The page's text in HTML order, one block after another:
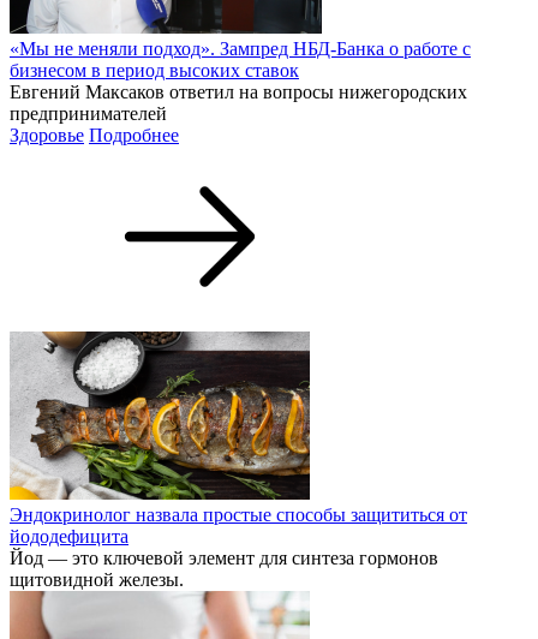
«Мы не меняли подход». Зампред НБД-Банка о работе с
бизнесом в период высоких ставок
Евгений Максаков ответил на вопросы нижегородских
предпринимателей
Здоровье Подробнее
Эндокринолог назвала простые способы защититься от
йододефицита
Йод — это ключевой элемент для синтеза гормонов
щитовидной железы.